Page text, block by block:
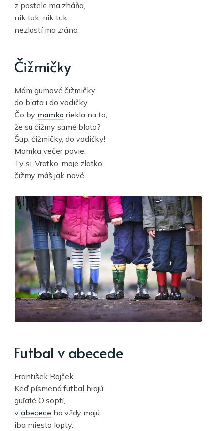
z postele ma zháňa,
nik tak, nik tak
nezlostí ma zrána.
Čižmičky
Mám gumové čižmičky
do blata i do vodičky.
Čo by mamka riekla na to,
že sú čižmy samé blato?
Šup, čižmičky, do vodičky!
Mamka večer povie:
Ty si, Vratko, moje zlatko,
čižmy máš jak nové.
Futbal v abecede
František Rojček
Keď písmená futbal hrajú,
guľaté O soptí,
v abecede ho vždy majú
iba miesto lopty.